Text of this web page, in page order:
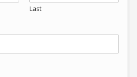
Last